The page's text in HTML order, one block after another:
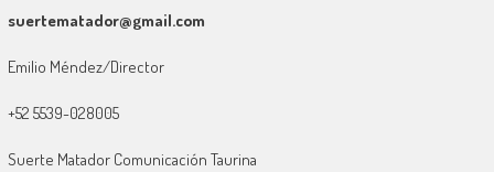
suertematador@gmail.com
Emilio Méndez/Director
+52 5539-028005
Suerte Matador Comunicación Taurina